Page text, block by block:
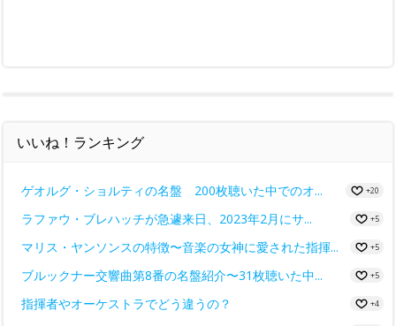
いいね！ランキング
ゲオルグ・ショルティの名盤 200枚聴いた中でのオ... +20
ラファウ・ブレハッチが急遽来日、2023年2月にサ... +5
マリス・ヤンソンスの特徴〜音楽の女神に愛された指揮... +5
ブルックナー交響曲第8番の名盤紹介〜31枚聴いた中... +5
指揮者やオーケストラでどう違うの？ +4